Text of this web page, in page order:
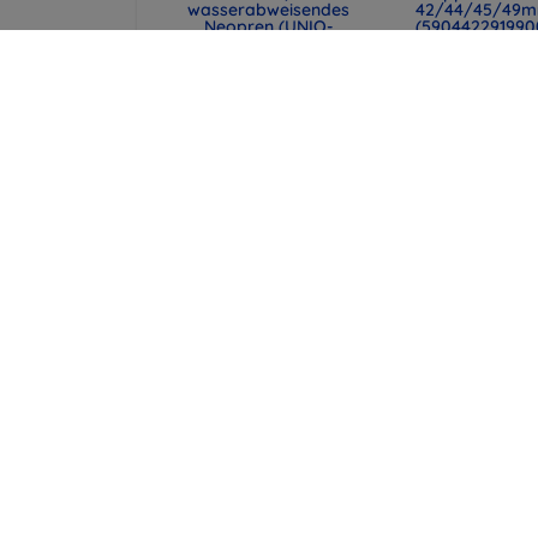
wasserabweisendes
Neopren (UNIQ-
42/44/45/